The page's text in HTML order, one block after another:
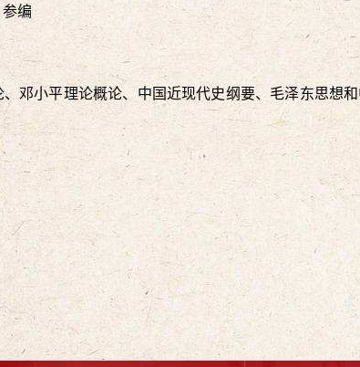
编
邓小平理论概论、中国近现代史纲要、毛泽东思想